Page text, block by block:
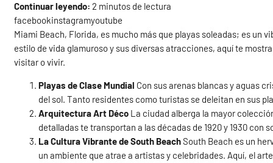
Continuar leyendo: 2 minutos de lectura
facebookinstagramyoutube
Miami Beach, Florida, es mucho más que playas soleadas; es un
estilo de vida glamuroso y sus diversas atracciones, aquí te
visitar o vivir.
Playas de Clase Mundial Con sus arenas blancas y aguas
del sol. Tanto residentes como turistas se deleitan en sus
Arquitectura Art Déco La ciudad alberga la mayor
detalladas te transportan a las décadas de 1920 y 1930 con
La Cultura Vibrante de South BeachSouth Beach es un
un ambiente que atrae a artistas y celebridades. Aquí, el